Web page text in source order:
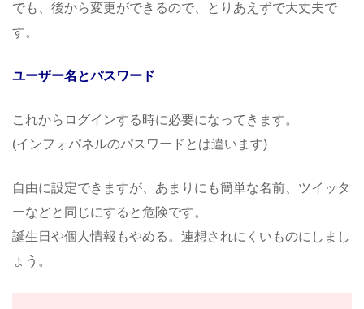
でも、後から変更ができるので、とりあえずで大丈夫で
す。
ユーザー名とパスワード
これからログインする時に必要になってきます。
(インフォパネルのパスワードとは違います)
自由に設定できますが、あまりにも簡単な名前、ツイッタ
ーなどと同じにすると危険です。
誕生日や個人情報もやめる。連想されにくいものにしまし
ょう。